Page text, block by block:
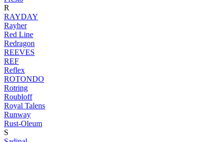
R
RAYDAY
Rayher
Red Line
Redragon
REEVES
REF
Reflex
ROTONDO
Rotring
Roubloff
Royal Talens
Runway
Rust-Oleum
S